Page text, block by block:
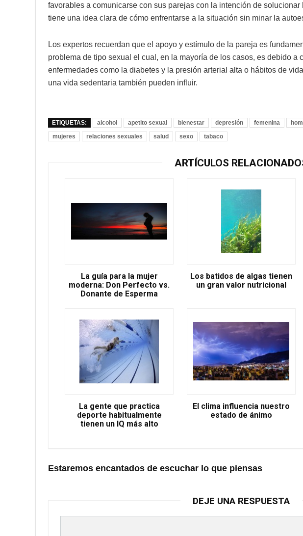
favorables a comunicarse con sus parejas con la intención de
tiene una idea clara de cómo enfrentarse a la situación sin minar la
Los expertos recuerdan que el apoyo y estímulo de la pareja es
problema de tipo sexual el cual, en la mayoría de los casos, es debido a
enfermedades como la diabetes y la presión arterial alta o hábitos de
una vida sedentaria también pueden influir.
ETIQUETAS: alcohol apetito sexual bienestar depresión femenina
mujeres
relaciones sexuales salud sexo tabaco
ARTÍCULOS
La guía para la mujer
moderna: Don Perfecto vs.
Donante de Esperma
Los batidos de algas tienen
un gran valor nutricional
La gente que practica
deporte habitualmente
tienen un IQ más alto
El clima influencia nuestro
estado de ánimo
Estaremos encantados de escuchar lo que piensas
DEJE UNA RESPUESTA